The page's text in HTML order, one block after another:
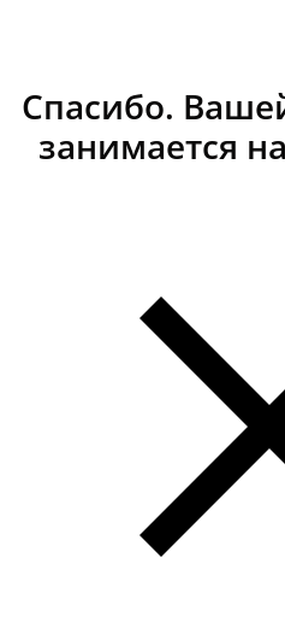
Спасибо.
занимается